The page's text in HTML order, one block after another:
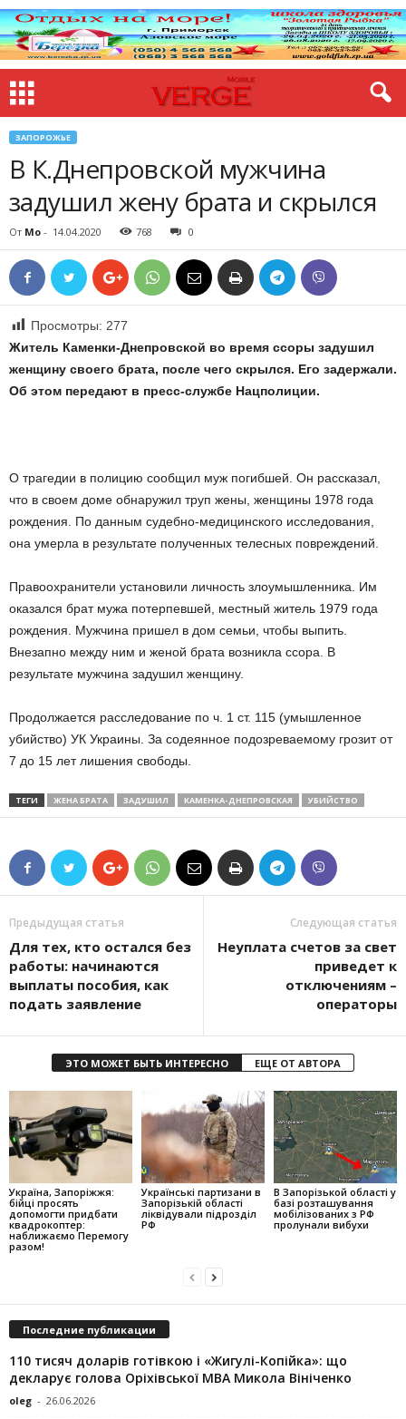
ЗАПОРОЖЬЕ
В К.Днепровской мужчина
задушил жену брата и скрылся
От Mo - 14.04.2020 768 0
Просмотры: 277
Житель Каменки-Днепровской во время ссоры задушил
женщину своего брата, после чего скрылся. Его задержали.
Об этом передают в пресс-службе Нацполиции.
О трагедии в полицию сообщил муж погибшей. Он рассказал,
что в своем доме обнаружил труп жены, женщины 1978 года
рождения. По данным судебно-медицинского исследования,
она умерла в результате полученных телесных повреждений.
Правоохранители установили личность злоумышленника. Им
оказался брат мужа потерпевшей, местный житель 1979 года
рождения. Мужчина пришел в дом семьи, чтобы выпить.
Внезапно между ним и женой брата возникла ссора. В
результате мужчина задушил женщину.
Продолжается расследование по ч. 1 ст. 115 (умышленное
убийство) УК Украины. За содеянное подозреваемому грозит от
7 до 15 лет лишения свободы.
ТЕГИ ЖЕНА БРАТА ЗАДУШИЛ КАМЕНКА-ДНЕПРОВСКАЯ УБИЙСТВО
Предыдущая статья
Для тех, кто остался без
работы: начинаются
выплаты пособия, как
подать заявление
Следующая статья
Неуплата счетов за свет
приведет к
отключениям –
операторы
ЭТО МОЖЕТ БЫТЬ ИНТЕРЕСНО ЕЩЕ ОТ АВТОРА
Україна, Запоріжжя:
бійці просять
допомогти придбати
квадрокоптер:
наближаємо Перемогу
разом!
Українські партизани в
Запорізькій області
ліквідували підрозділ
РФ
В Запорізькой області у
базі розташування
мобілізованих з РФ
пролунали вибухи
Последние публикации
110 тисяч доларів готівкою і «Жигулі-Копійка»: що
декларує голова Оріхівської МВА Микола Вініченко
oleg - 26.06.2026